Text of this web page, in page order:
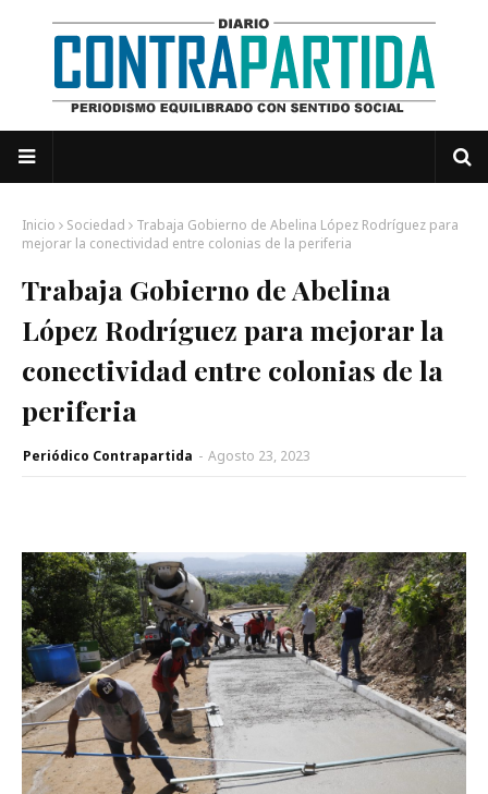
Inicio Sociedad
Trabaja Gobierno de Abelina López Rodríguez para
mejorar la conectividad entre colonias de la periferia
Trabaja Gobierno de Abelina
López Rodríguez para mejorar la
conectividad entre colonias de la
periferia
Periódico Contrapartida - Agosto 23, 2023